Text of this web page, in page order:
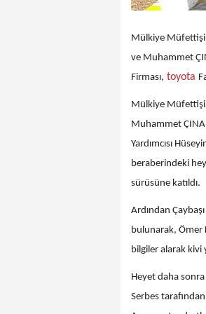
Mülkiye Müfettişi
ve Muhammet
Firması, toyota
Mülkiye Müfettişi
Muhammet
Yardımcısı
beraberindeki
sürüsüne katıldı.
Ardından
bulunarak, Ömer
bilgiler alarak kivi
Heyet daha
Serbes